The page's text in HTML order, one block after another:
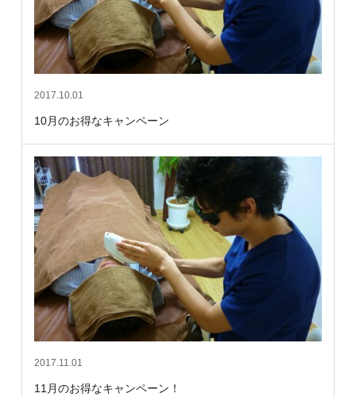
2017.10.01
10月のお得なキャンペーン
2017.11.01
11月のお得なキャンペーン！